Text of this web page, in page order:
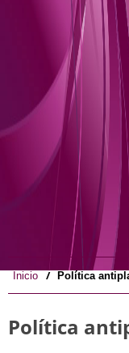
Inicio / Política
Política